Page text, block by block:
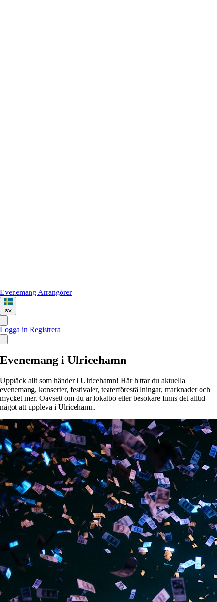
Evenemang Arrangörer
sv
Logga in Registrera
Evenemang i Ulricehamn
Upptäck allt som händer i Ulricehamn! Här hittar du aktuella
evenemang, konserter, festivaler, teaterföreställningar, marknader och
mycket mer. Oavsett om du är lokalbo eller besökare finns det alltid
något att uppleva i Ulricehamn.